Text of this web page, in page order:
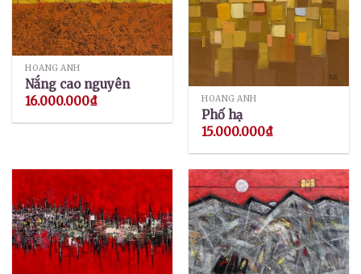
HOÀNG ANH
Nắng cao nguyên
16.000.000₫ HOÀNG ANH
Phố hạ
15.000.000₫